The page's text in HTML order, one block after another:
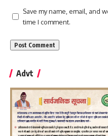
Save my name, email, and
time I comment.
Advt